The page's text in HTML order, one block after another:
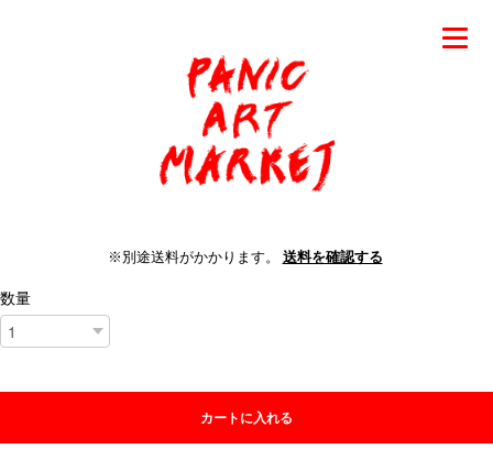
※別途送料がかかります。 送料を確認する
数量
カートに入れる